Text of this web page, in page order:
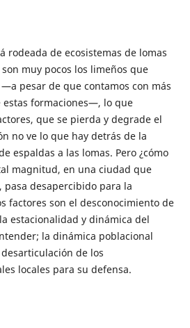
rodeada de ecosistemas de lomas
muy pocos los limeños que
pesar de que contamos con más
estas formaciones—, lo que
que se pierda y degrade el
no ve lo que hay detrás de la
espaldas a las lomas. Pero ¿cómo
magnitud, en una ciudad que
pasa desapercibido para la
factores son el desconocimiento de
estaciona­lidad y dinámica del
la dinámica poblacional
de los
locales para su defensa.